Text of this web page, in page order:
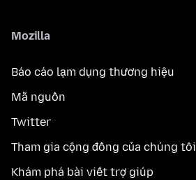
Mozilla
Báo cáo lạm dụng thương hiệu
Mã nguồn
Twitter
Tham gia cộng đồng của chúng tôi
Khám phá bài viết trợ giúp